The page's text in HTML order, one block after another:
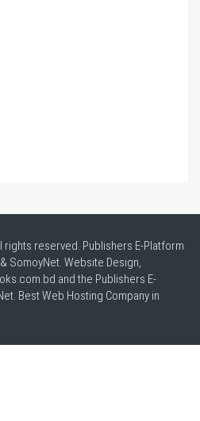
rights reserved. Publishers E-Platform
SomoyNet. Website Design,
and the Publishers E-
BestWeb Hosting Company in